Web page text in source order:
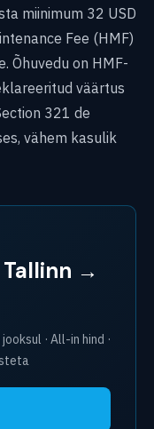
miinimum 32 USD
Fee (HMF)
Õhuvedu on HMF-
väärtus
321 de
vähem kasulik
→
· All-in hind ·